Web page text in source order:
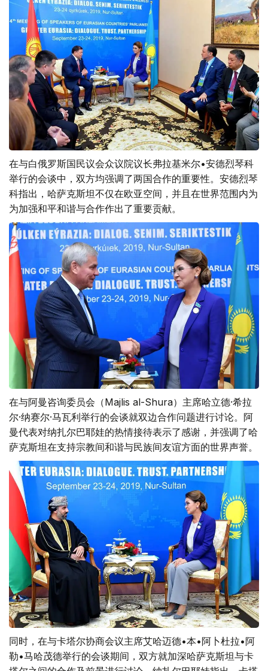
在与白俄罗斯国民议会众议院议长弗拉基米尔•安德烈琴科
举行的会谈中，双方均强调了两国合作的重要性。安德烈琴
科指出，哈萨克斯坦不仅在欧亚空间，并且在世界范围内为
为加强和平和谐与合作作出了重要贡献。
在与阿曼咨询委员会（Majlis al-Shura）主席哈立德·希拉
尔·纳赛尔·马瓦利举行的会谈就双边合作问题进行讨论。阿
曼代表对纳扎尔巴耶娃的热情接待表示了感谢，并强调了哈
萨克斯坦在支持宗教间和谐与民族间友谊方面的世界声誉。
同时，在与卡塔尔协商会议主席艾哈迈德•本•阿卜杜拉•阿
勒•马哈茂德举行的会谈期间，双方就加深哈萨克斯坦与卡